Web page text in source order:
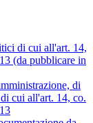
di cui all'art. 14,
(da pubblicare in
di
cui all'art. 14, co.